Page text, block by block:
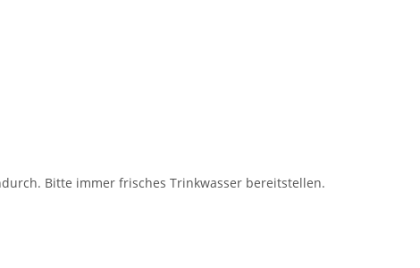
Bitte immer frisches Trinkwasser bereitstellen.